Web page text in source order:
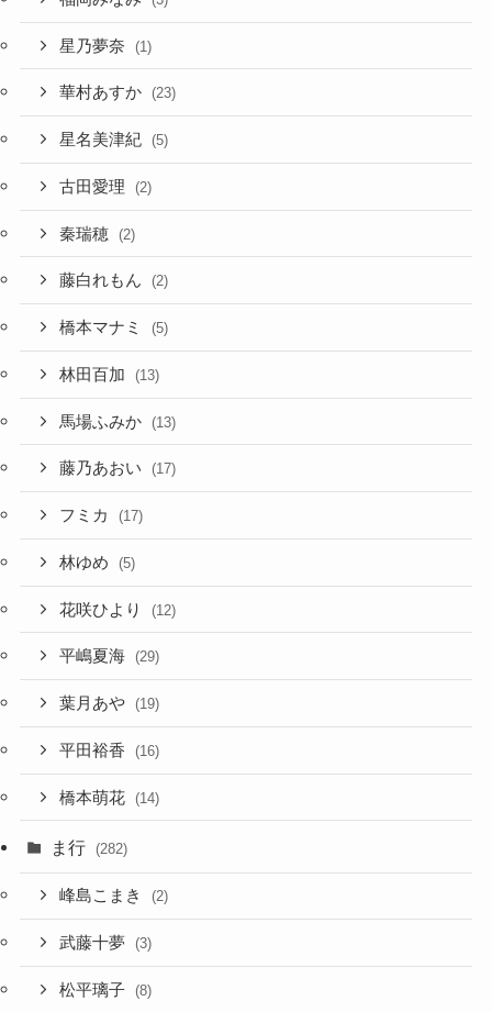
星乃夢奈 (1)
華村あすか (23)
星名美津紀 (5)
古田愛理 (2)
秦瑞穂 (2)
藤白れもん (2)
橋本マナミ (5)
林田百加 (13)
馬場ふみか (13)
藤乃あおい (17)
フミカ (17)
林ゆめ (5)
花咲ひより (12)
平嶋夏海 (29)
葉月あや (19)
平田裕香 (16)
橋本萌花 (14)
ま行 (282)
峰島こまき (2)
武藤十夢 (3)
松平璃子 (8)